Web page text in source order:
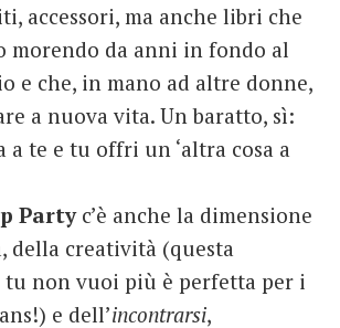
accessori, ma anche libri che
morendo da anni in fondo al
e che, in mano ad altre donne,
a nuova vita. Un baratto, sì:
a te e tu offri un ‘altra cosa a
Partyc’è anche la dimensione
della creatività (questa
tu non vuoi più è perfetta per i
e dell’incontrarsi,